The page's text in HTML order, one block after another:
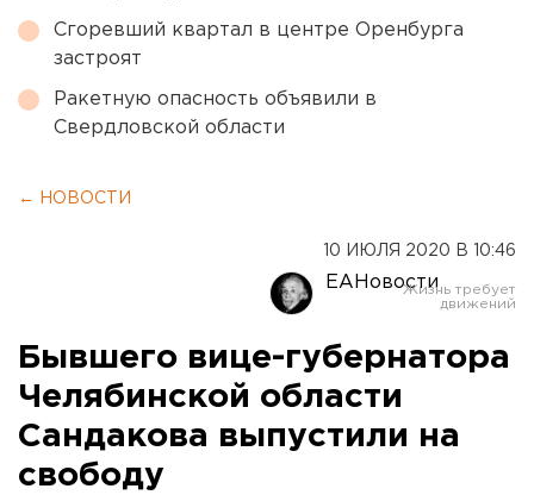
Сгоревший квартал в центре Оренбурга
застроят
Ракетную опасность объявили в
Свердловской области
← НОВОСТИ
10 ИЮЛЯ 2020 В 10:46
ЕАНовости
Бывшего вице-губернатора
Челябинской области
Сандакова выпустили на
свободу